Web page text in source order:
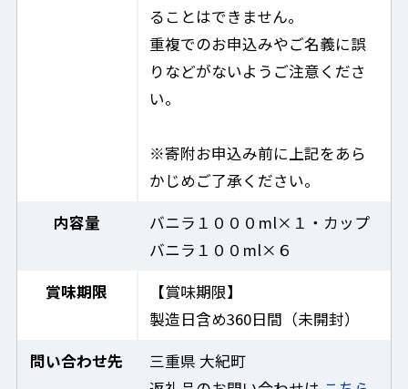
ることはできません。
重複でのお申込みやご名義に誤
りなどがないようご注意くださ
い。
※寄附お申込み前に上記をあら
かじめご了承ください。
内容量
バニラ１０００ml×１・カップ
バニラ１００ml×６
賞味期限
【賞味期限】
製造日含め360日間（未開封）
問い合わせ先
三重県 大紀町